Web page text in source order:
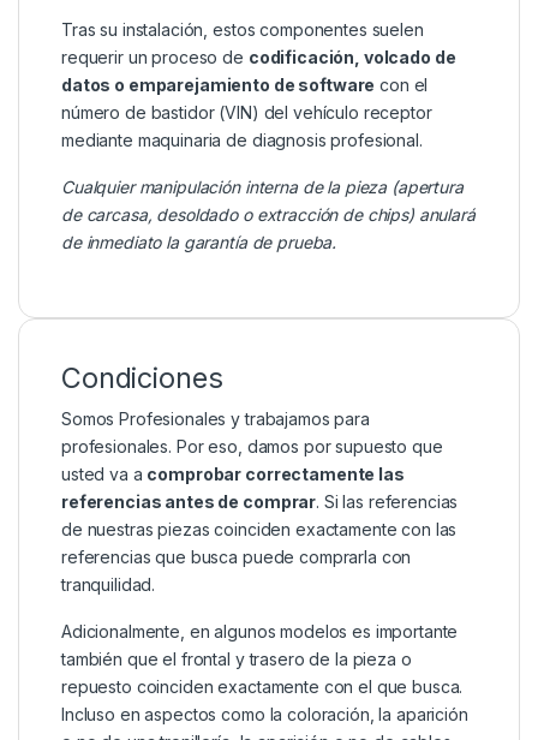
Tras su instalación, estos componentes suelen
requerir un proceso de codificación, volcado de
datos o emparejamiento de software con el
número de bastidor (VIN) del vehículo receptor
mediante maquinaria de diagnosis profesional.
Cualquier manipulación interna de la pieza (apertura
de carcasa, desoldado o extracción de chips) anulará
de inmediato la garantía de prueba.
Condiciones
Somos Profesionales y trabajamos para
profesionales. Por eso, damos por supuesto que
usted va a comprobar correctamente las
referencias antes de comprar. Si las referencias
de nuestras piezas coinciden exactamente con las
referencias que busca puede comprarla con
tranquilidad.
Adicionalmente, en algunos modelos es importante
también que el frontal y trasero de la pieza o
repuesto coinciden exactamente con el que busca.
Incluso en aspectos como la coloración, la aparición